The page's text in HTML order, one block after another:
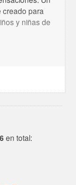
creado para
y niñas de
en total: